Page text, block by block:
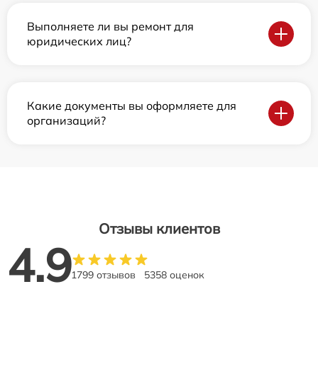
Выполняете ли вы ремонт для
юридических лиц?
Какие документы вы оформляете для
организаций?
Отзывы клиентов
4.91799 отзывов 5358 оценок